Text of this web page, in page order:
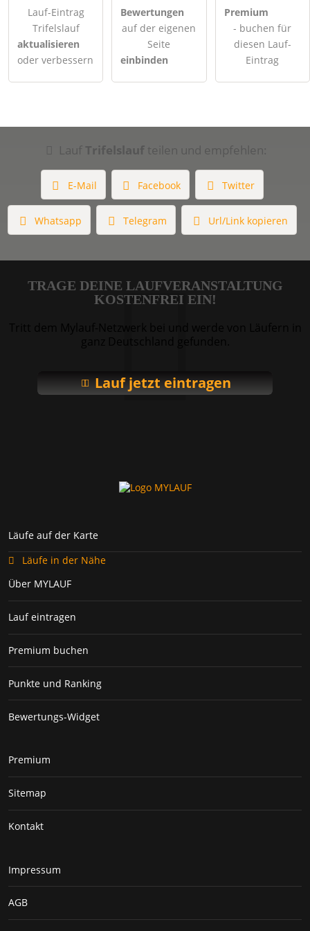
Lauf-Eintrag
Trifelslauf
aktualisieren
oder verbessern
Bewertungen
auf der eigenen
Seite
einbinden
Premium
- buchen für
diesen Lauf-
Eintrag
Lauf Trifelslaufteilen und empfehlen:
E-Mail Facebook Twitter
Whatsapp Telegram Url/Link kopieren
TRAGE DEINE LAUFVERANSTALTUNG
KOSTENFREI EIN!
Lauf jetzt eintragen
Läufe auf der Karte
Läufe in der Nähe
Über MYLAUF
Lauf eintragen
Premium buchen
Punkte und Ranking
Bewertungs-Widget
Premium
Sitemap
Kontakt
Impressum
AGB